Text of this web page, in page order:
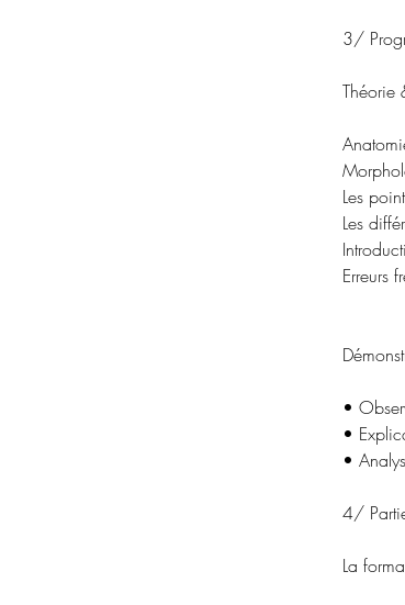
3/
Théorie
Les
Les
Erreurs
•
•
•
4/
La